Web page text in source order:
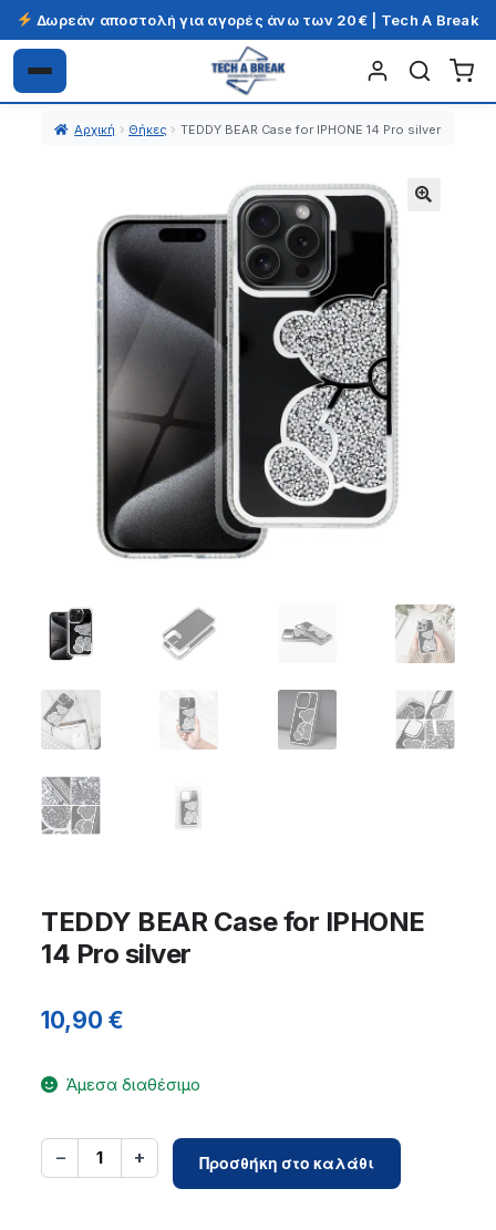
Δωρεάν αποστολή για αγορές άνω των 20€ | Tech A Break
Απευθείας
μετάβαση
Μετάβαση
σε
περιεχόμενο
Αρχική Θήκες TEDDY BEAR Case for IPHONE 14 Pro silver
TEDDY BEAR Case for IPHONE
14 Pro silver
10,90€
Άμεσα διαθέσιμο
− 1 +
TEDDY
BEAR
Προσθήκη στο καλάθι